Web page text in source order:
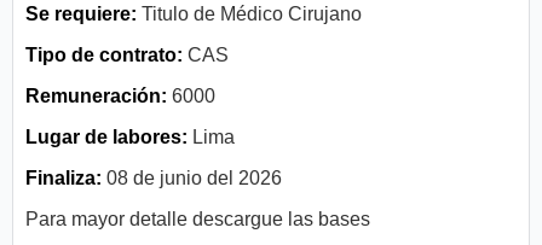
Se requiere: Titulo de Médico Cirujano
Tipo de contrato: CAS
Remuneración: 6000
Lugar de labores: Lima
Finaliza: 08 de junio del 2026
Para mayor detalle descargue las bases